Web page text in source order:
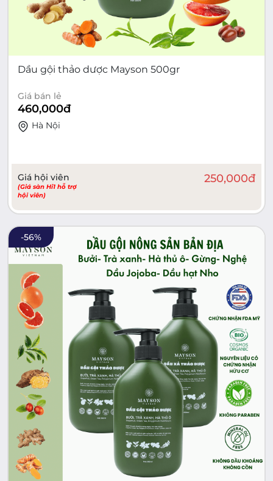
Dầu gội thảo dược Mayson 500gr
Giá bán lẻ
460,000đ
Hà Nội
Giá hội viên
(Giá sàn Hi1 hỗ trợ
hội viên)
250,000đ
-56%